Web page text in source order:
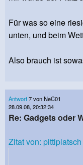
Für was so eine
unten, und beim
Also brauch ist
Antwort7 von NeC01
28.09.08, 20:32:34
Re: Gadgets oder
Zitat von: pittiplatsch